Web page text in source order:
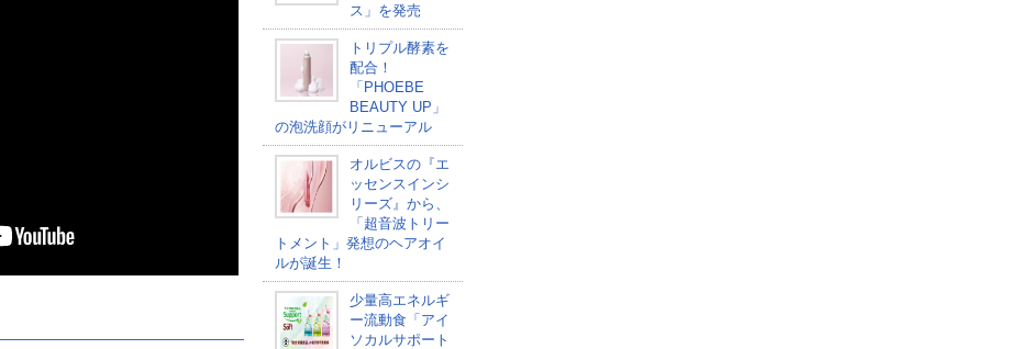
ス」を発売
トリプル酵素を
配合！
「PHOEBE
BEAUTY UP」
の泡洗顔がリニューアル
オルビスの『エ
ッセンスインシ
リーズ』から、
「超音波トリー
トメント」発想のヘアオイ
ルが誕生！
少量高エネルギ
ー流動食「アイ
ソカルサポート